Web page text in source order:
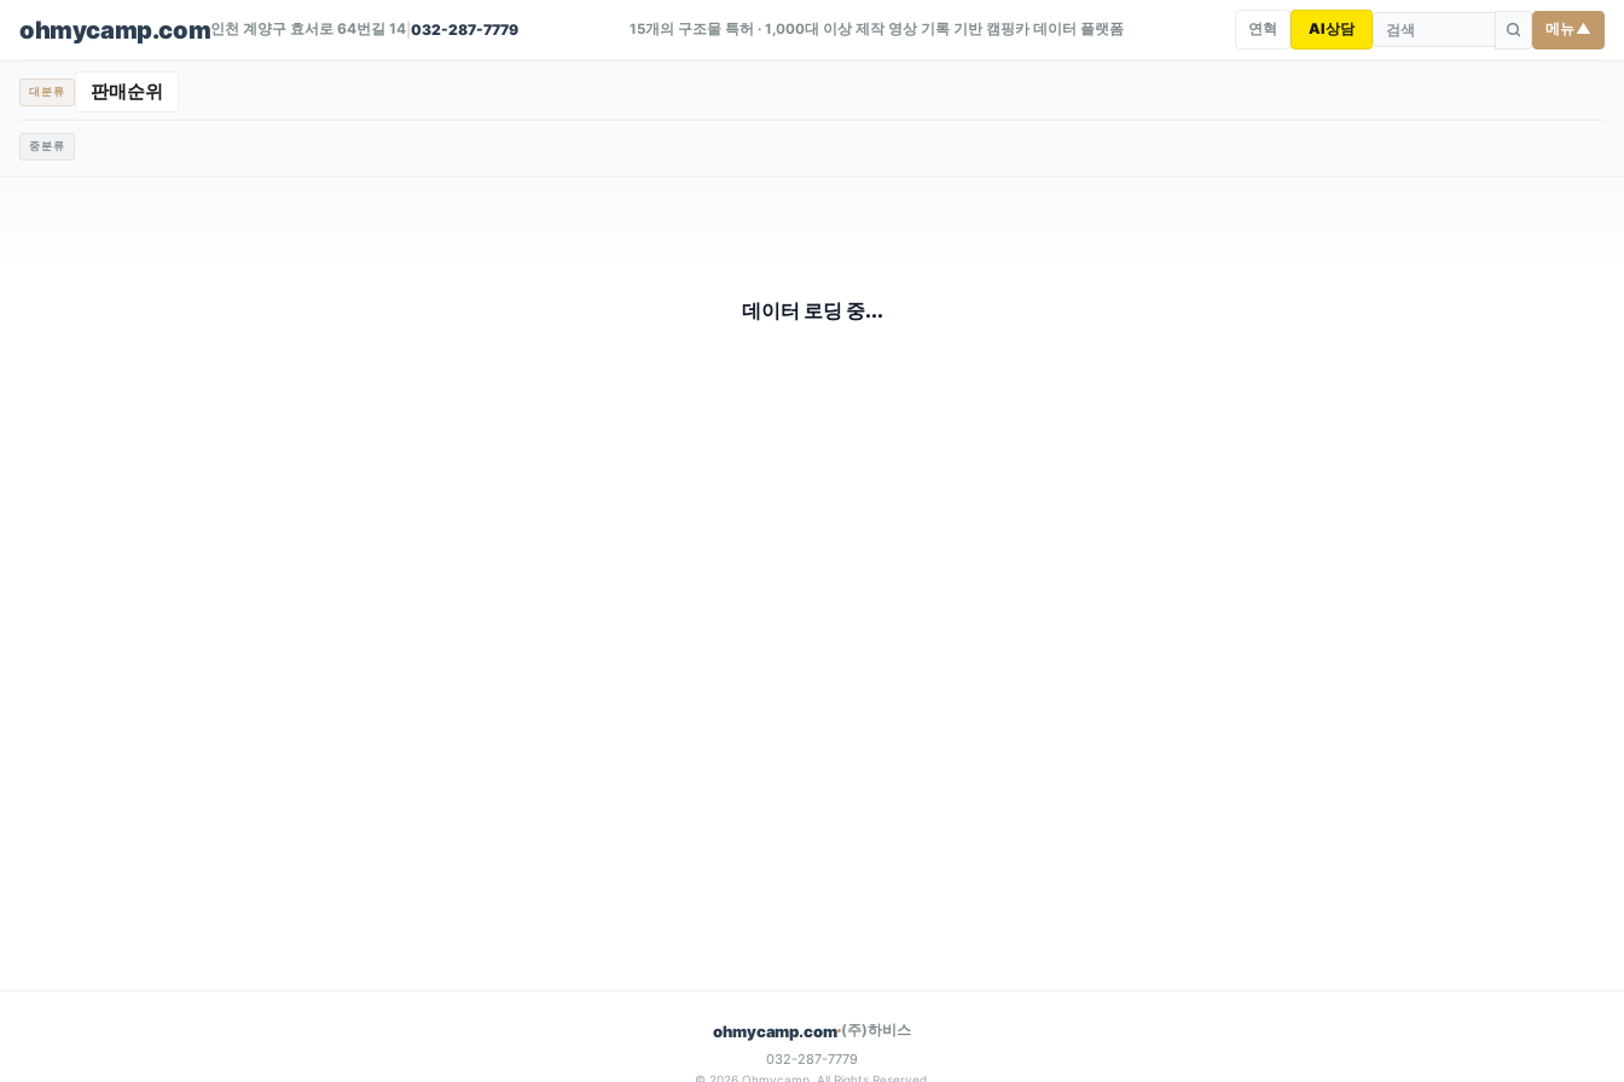
ohmycamp.com인천 계양구 효서로 64번길 14 |032-287-7779 15개의 구조물 특허 · 1,000대 이상 제작 영상 기록 기반 캠핑카 데이터 플랫폼 연혁 AI상담 메뉴 ▲
대분류 판매순위
중분류
데이터 로딩 중...
ohmycamp.com (주)하비스
032-287-7779